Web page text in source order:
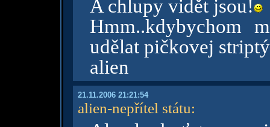
A chlupy vidět jsou!
Hmm..kdybychom
udělat pičkovej
alien
21.11.2006 21:21:54
alien-nepřítel státu: